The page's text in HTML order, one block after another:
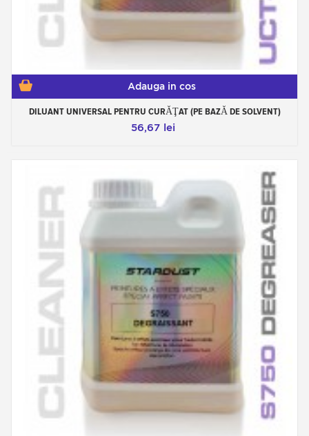
Adauga in cos
DILUANT UNIVERSAL PENTRU CURĂŢAT (PE BAZĂ DE SOLVENT)
56,67 lei